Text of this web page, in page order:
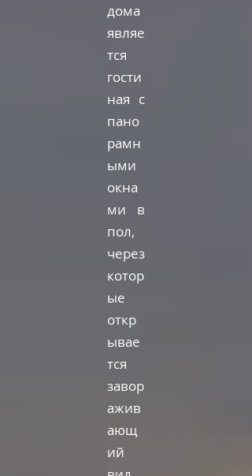
дома
являе
тся
гости
ная с
пано
рамн
ыми
окна
ми в
пол,
через
котор
ые
откр
ывае
тся
завор
ажив
ающ
ий